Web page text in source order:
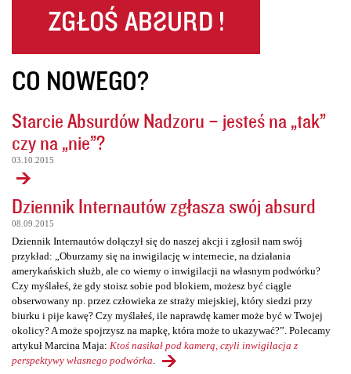
CO NOWEGO?
Starcie Absurdów Nadzoru – jesteś na „tak”
czy na „nie”?
03.10.2015
Dziennik Internautów zgłasza swój absurd
08.09.2015
Dziennik Internautów dołączył się do naszej akcji i zgłosił nam swój
przykład: „Oburzamy się na inwigilację w internecie, na działania
amerykańskich służb, ale co wiemy o inwigilacji na własnym podwórku?
Czy myślałeś, że gdy stoisz sobie pod blokiem, możesz być ciągle
obserwowany np. przez człowieka ze straży miejskiej, który siedzi przy
biurku i pije kawę? Czy myślałeś, ile naprawdę kamer może być w Twojej
okolicy? A może spojrzysz na mapkę, która może to ukazywać?”. Polecamy
artykuł Marcina Maja: Ktoś nasikał pod kamerą, czyli inwigilacja z
perspektywy własnego podwórka